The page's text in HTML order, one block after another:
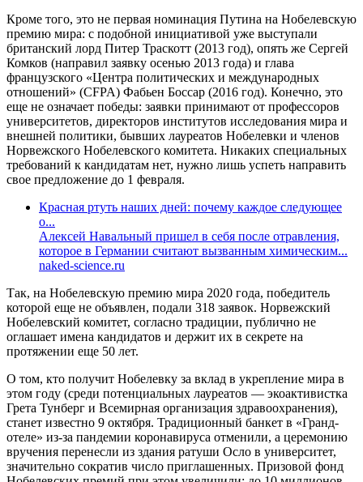
Кроме того, это не первая номинация Путина на Нобелевскую
премию мира: с подобной инициативой уже выступали
британский лорд Питер Траскотт (2013 год), опять же Сергей
Комков (направил заявку осенью 2013 года) и глава
французского «Центра политических и международных
отношений» (CFPA) Фабьен Боссар (2016 год). Конечно, это
еще не означает победы: заявки принимают от профессоров
университетов, директоров институтов исследования мира и
внешней политики, бывших лауреатов Нобелевки и членов
Норвежского Нобелевского комитета. Никаких специальных
требований к кандидатам нет, нужно лишь успеть направить
свое предложение до 1 февраля.
Красная ртуть наших дней: почему каждое следующее
о...
Алексей Навальный пришел в себя после отравления,
которое в Германии считают вызванным химическим...
naked-science.ru
Так, на Нобелевскую премию мира 2020 года, победитель
которой еще не объявлен, подали 318 заявок. Норвежский
Нобелевский комитет, согласно традиции, публично не
оглашает имена кандидатов и держит их в секрете на
протяжении еще 50 лет.
О том, кто получит Нобелевку за вклад в укрепление мира в
этом году (среди потенциальных лауреатов — экоактивистка
Грета Тунберг и Всемирная организация здравоохранения),
станет известно 9 октября. Традиционный банкет в «Гранд-
отеле» из-за пандемии коронавируса отменили, а церемонию
вручения перенесли из здания ратуши Осло в университет,
значительно сократив число приглашенных. Призовой фонд